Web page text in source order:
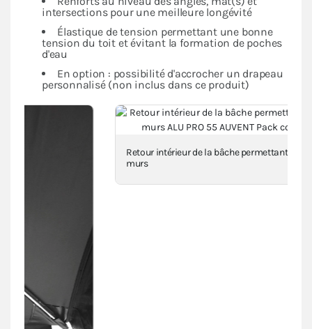
intersections pour une meilleure longévité
Élastique de tension permettant une bonne
tension du toit et évitant la formation de poches
d'eau
En option : possibilité d'accrocher un drapeau
personnalisé (non inclus dans ce produit)
Retour intérieur de la bâche permettant l'accrochage de